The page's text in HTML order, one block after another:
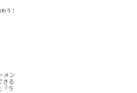
う！
メン
きる
「ラ